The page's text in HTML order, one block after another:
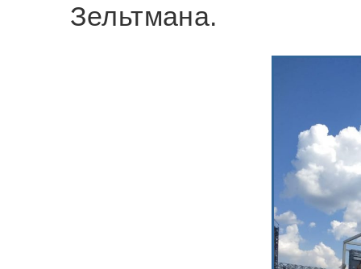
Зельтмана.